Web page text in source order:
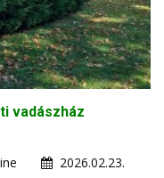
vadászház
2026.02.23.